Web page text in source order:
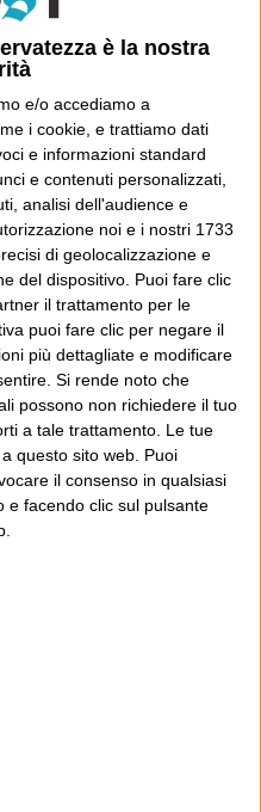
è la nostra
e/o accediamo a
i cookie, e trattiamo dati
e informazioni standard
e contenuti personalizzati,
analisi dell'audience e
noi e i nostri 1733
di geolocalizzazione e
del dispositivo. Puoi fare clic
il trattamento per le
puoi fare clic per negare il
più dettagliate e modificare
Si rende noto che
possono non richiedere il tuo
a tale trattamento. Le tue
questo sito web. Puoi
il consenso in qualsiasi
e facendo clic sul pulsante
DATE PER
5 Aprile 2012 at
anche in Italia
nella riviste
In calo
perché le aziende
di prima…